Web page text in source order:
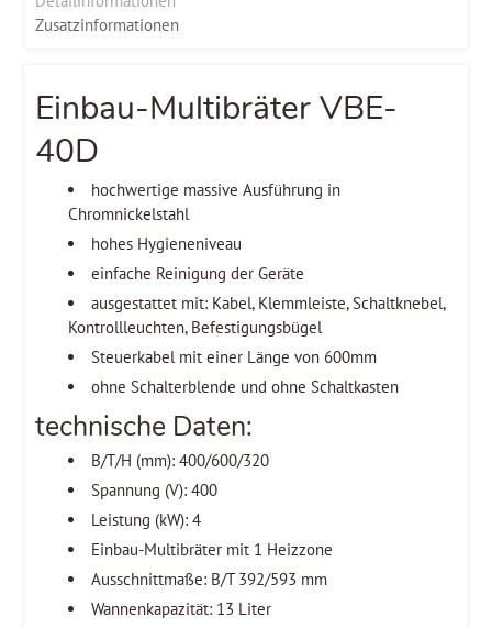
Zusatzinformationen
Einbau-Multibräter VBE-
40D
hochwertige massive Ausführung in
Chromnickelstahl
hohes Hygieneniveau
einfache Reinigung der Geräte
ausgestattet mit: Kabel, Klemmleiste, Schaltknebel,
Kontrollleuchten, Befestigungsbügel
Steuerkabel mit einer Länge von 600mm
ohne Schalterblende und ohne Schaltkasten
technische Daten:
B/T/H (mm): 400/600/320
Spannung (V): 400
Leistung (kW): 4
Einbau-Multibräter mit 1 Heizzone
Ausschnittmaße: B/T 392/593 mm
Wannenkapazität: 13 Liter